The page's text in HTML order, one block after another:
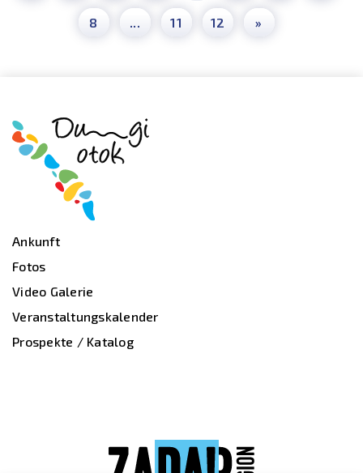
8 ... 11 12 »
Ankunft
Fotos
Video Galerie
Veranstaltungskalender
Prospekte / Katalog